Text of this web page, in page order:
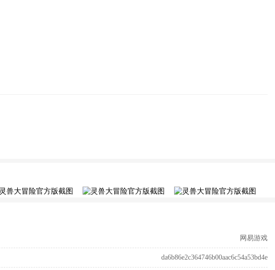
网易游戏
da6b86e2c364746b00aac6c54a53bd4e